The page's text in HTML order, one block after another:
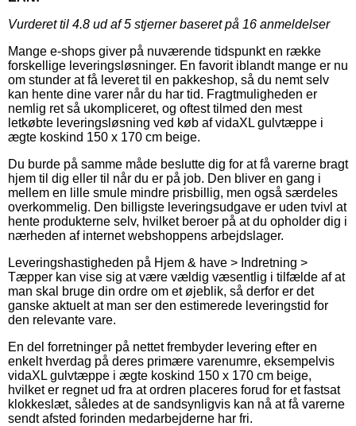
Vurderet til 4.8 ud af 5 stjerner baseret på 16 anmeldelser
Mange e-shops giver på nuværende tidspunkt en række
forskellige leveringsløsninger. En favorit iblandt mange er nu
om stunder at få leveret til en pakkeshop, så du nemt selv
kan hente dine varer når du har tid. Fragtmuligheden er
nemlig ret så ukompliceret, og oftest tilmed den mest
letkøbte leveringsløsning ved køb af vidaXL gulvtæppe i
ægte koskind 150 x 170 cm beige.
Du burde på samme måde beslutte dig for at få varerne bragt
hjem til dig eller til når du er på job. Den bliver en gang i
mellem en lille smule mindre prisbillig, men også særdeles
overkommelig. Den billigste leveringsudgave er uden tvivl at
hente produkterne selv, hvilket beroer på at du opholder dig i
nærheden af internet webshoppens arbejdslager.
Leveringshastigheden på Hjem & have > Indretning >
Tæpper kan vise sig at være vældig væsentlig i tilfælde af at
man skal bruge din ordre om et øjeblik, så derfor er det
ganske aktuelt at man ser den estimerede leveringstid for
den relevante vare.
En del forretninger på nettet frembyder levering efter en
enkelt hverdag på deres primære varenumre, eksempelvis
vidaXL gulvtæppe i ægte koskind 150 x 170 cm beige,
hvilket er regnet ud fra at ordren placeres forud for et fastsat
klokkeslæt, således at de sandsynligvis kan nå at få varerne
sendt afsted forinden medarbejderne har fri.